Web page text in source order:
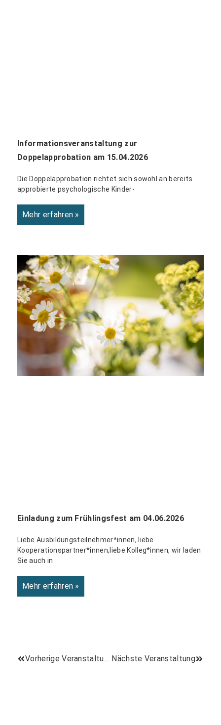
Informationsveranstaltung zur
Doppelapprobation am 15.04.2026
Die Doppelapprobation richtet sich sowohl an bereits
approbierte psychologische Kinder-
Mehr erfahren »
Einladung zum Frühlingsfest am 04.06.2026
Liebe Ausbildungsteilnehmer*innen, liebe
Kooperationspartner*innen,liebe Kolleg*innen, wir laden
Sie auch in
Mehr erfahren »
Vorherige Veranstaltung Nächste Veranstaltung